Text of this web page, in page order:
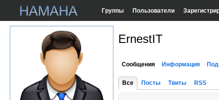
Группы Пользователи
ErnestIT
Сообщения Информация
Все Посты Твиты RSS